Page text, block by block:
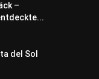
–
del Sol